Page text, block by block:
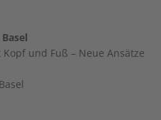
und Fuß – Neue Ansätze